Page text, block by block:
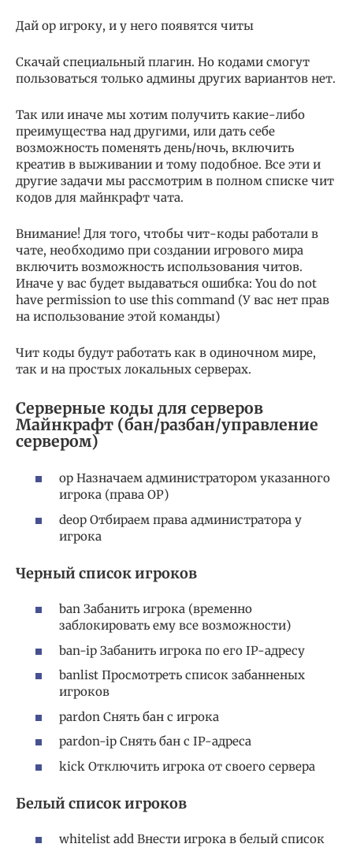
Дай op игроку, и у него появятся читы
Скачай специальный плагин. Но кодами смогут
пользоваться только админы других вариантов нет.
Так или иначе мы хотим получить какие-либо
преимущества над другими, или дать себе
возможность поменять день/ночь, включить
креатив в выживании и тому подобное. Все эти и
другие задачи мы рассмотрим в полном списке чит
кодов для майнкрафт чата.
Внимание! Для того, чтобы чит-коды работали в
чате, необходимо при создании игрового мира
включить возможность использования читов.
Иначе у вас будет выдаваться ошибка: You do not
have permission to use this command (У вас нет прав
на использование этой команды)
Чит коды будут работать как в одиночном мире,
так и на простых локальных серверах.
Серверные коды для серверов
Майнкрафт (бан/разбан/управление
сервером)
op Назначаем администратором указанного
игрока (права ОР)
deop Отбираем права администратора у
игрока
Черный список игроков
ban Забанить игрока (временно
заблокировать ему все возможности)
ban-ip Забанить игрока по его IP-адресу
banlist Просмотреть список забанненых
игроков
pardon Снять бан с игрока
pardon-ip Снять бан с IP-адреса
kick Отключить игрока от своего сервера
Белый список игроков
whitelist add Внести игрока в белый список